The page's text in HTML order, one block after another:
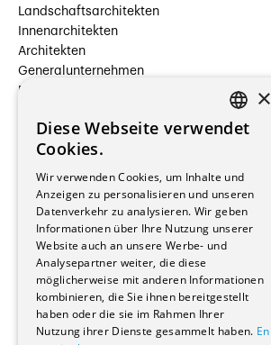
Landschaftsarchitekten
Innenarchitekten
Architekten
Generalunternehmen
Beauftragte Unternehmen
Hersteller/Lieferanten
Bauherrschaften
Immobilienverwaltungsgesellschaften
Stockwerkeigentum
Reportagen
Wohnungen
Renovierungen
Innere Umbauten
Gastgewerbe und Tourismus
Verwaltungsgebäude und Geschäfte
Schuleinrichtungen
FRENCH
×
Diese Webseite verwendet
Cookies.
Wir verwenden Cookies, um Inhalte und
Anzeigen zu personalisieren und unseren
Datenverkehr zu analysieren. Wir geben
Informationen über Ihre Nutzung unserer
Website auch an unsere Werbe- und
Analysepartner weiter, die diese
möglicherweise mit anderen Informationen
kombinieren, die Sie ihnen bereitgestellt
haben oder die sie im Rahmen Ihrer
Nutzung ihrer Dienste gesammelt haben. En